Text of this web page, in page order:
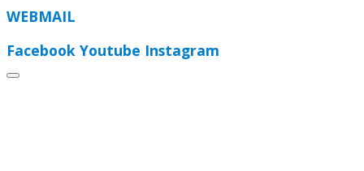
WEBMAIL
Facebook Youtube Instagram